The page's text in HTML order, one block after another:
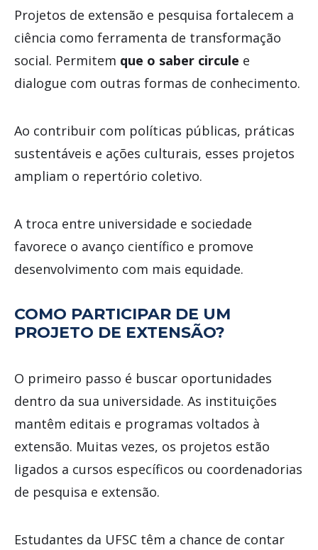
Projetos de extensão e pesquisa fortalecem a
ciência como ferramenta de transformação
social. Permitem que o saber circule e
dialogue com outras formas de conhecimento.
Ao contribuir com políticas públicas, práticas
sustentáveis e ações culturais, esses projetos
ampliam o repertório coletivo.
A troca entre universidade e sociedade
favorece o avanço científico e promove
desenvolvimento com mais equidade.
COMO PARTICIPAR DE UM
PROJETO DE EXTENSÃO?
O primeiro passo é buscar oportunidades
dentro da sua universidade. As instituições
mantêm editais e programas voltados à
extensão. Muitas vezes, os projetos estão
ligados a cursos específicos ou coordenadorias
de pesquisa e extensão.
Estudantes da UFSC têm a chance de contar